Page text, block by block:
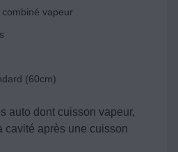
vapeur
(60cm)
auto dont cuisson vapeur,
cavité après une cuisson